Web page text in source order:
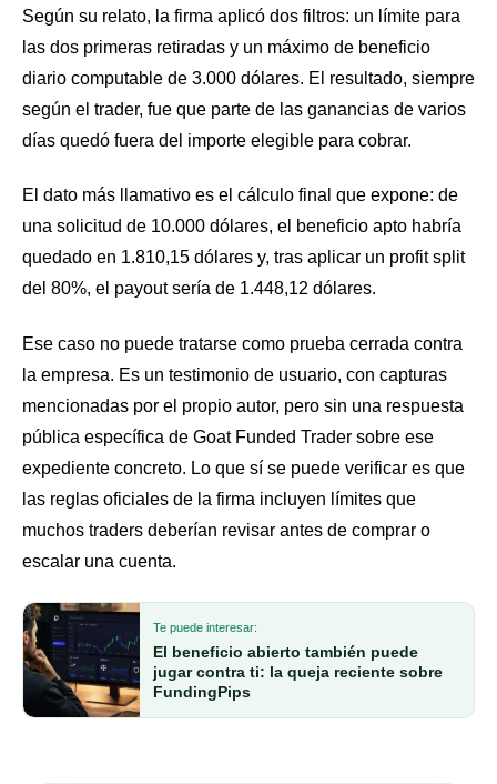
Según su relato, la firma aplicó dos filtros: un límite para
las dos primeras retiradas y un máximo de beneficio
diario computable de 3.000 dólares. El resultado, siempre
según el trader, fue que parte de las ganancias de varios
días quedó fuera del importe elegible para cobrar.
El dato más llamativo es el cálculo final que expone: de
una solicitud de 10.000 dólares, el beneficio apto habría
quedado en 1.810,15 dólares y, tras aplicar un profit split
del 80%, el payout sería de 1.448,12 dólares.
Ese caso no puede tratarse como prueba cerrada contra
la empresa. Es un testimonio de usuario, con capturas
mencionadas por el propio autor, pero sin una respuesta
pública específica de Goat Funded Trader sobre ese
expediente concreto. Lo que sí se puede verificar es que
las reglas oficiales de la firma incluyen límites que
muchos traders deberían revisar antes de comprar o
escalar una cuenta.
Te puede interesar:
El beneficio abierto también puede
jugar contra ti: la queja reciente sobre
FundingPips